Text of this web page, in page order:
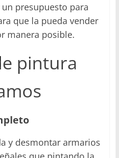
presupuesto para
que la pueda vender
manera posible.
pintura
y desmontar armarios